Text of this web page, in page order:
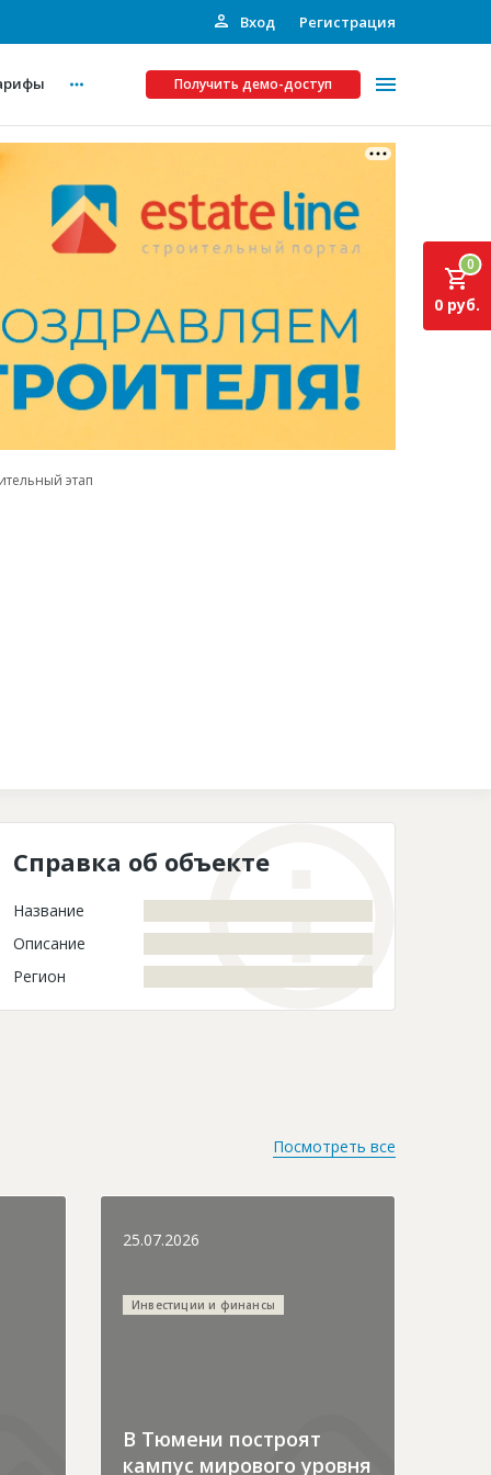
Вход Регистрация
Получить демо-доступ
Платные услуги
Рекламодателям
Инвестпроекты
Подписка на Базу
этап
0
0 руб.
Справка об объекте
Название
Описание
Регион
Посмотреть все
25.07.2026
Инвестиции и финансы
В Тюмени построят
кампус мирового уровня